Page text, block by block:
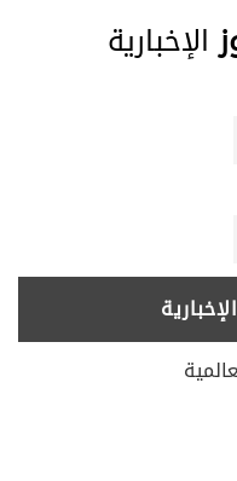
الإخبارية